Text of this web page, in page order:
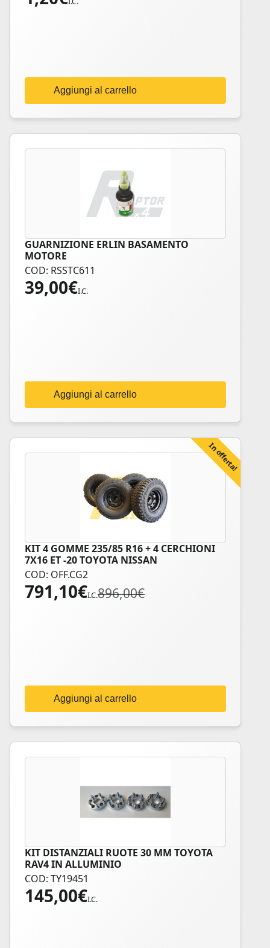
Aggiungi al carrello
GUARNIZIONE ERLIN BASAMENTO
MOTORE
COD: RSSTC611
39,00€I.C.
Aggiungi al carrello
In offerta!
KIT 4 GOMME 235/85 R16 + 4 CERCHIONI
7X16 ET -20 TOYOTA NISSAN
COD: OFF.CG2
896,00€
Il
prezzo
791,10€
Il
prezzo
I.C.
Aggiungi al carrello
KIT DISTANZIALI RUOTE 30 MM TOYOTA
RAV4 IN ALLUMINIO
COD: TY19451
145,00€I.C.